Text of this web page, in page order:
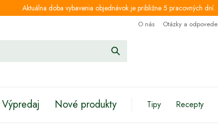
Aktuálna doba vybavenia objednávok je približne 5 pracovných dní.
O nás Otázky a odpovede
Výpredaj Nové produkty Tipy Recepty